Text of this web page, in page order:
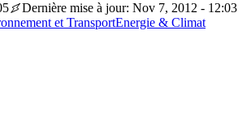
Dernière mise à jour: Nov 7, 2012 - 12:03
et TransportEnergie & Climat